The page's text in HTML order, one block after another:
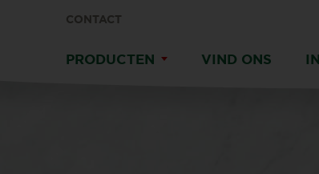
CONTACT
PRODUCTEN VIND ONS